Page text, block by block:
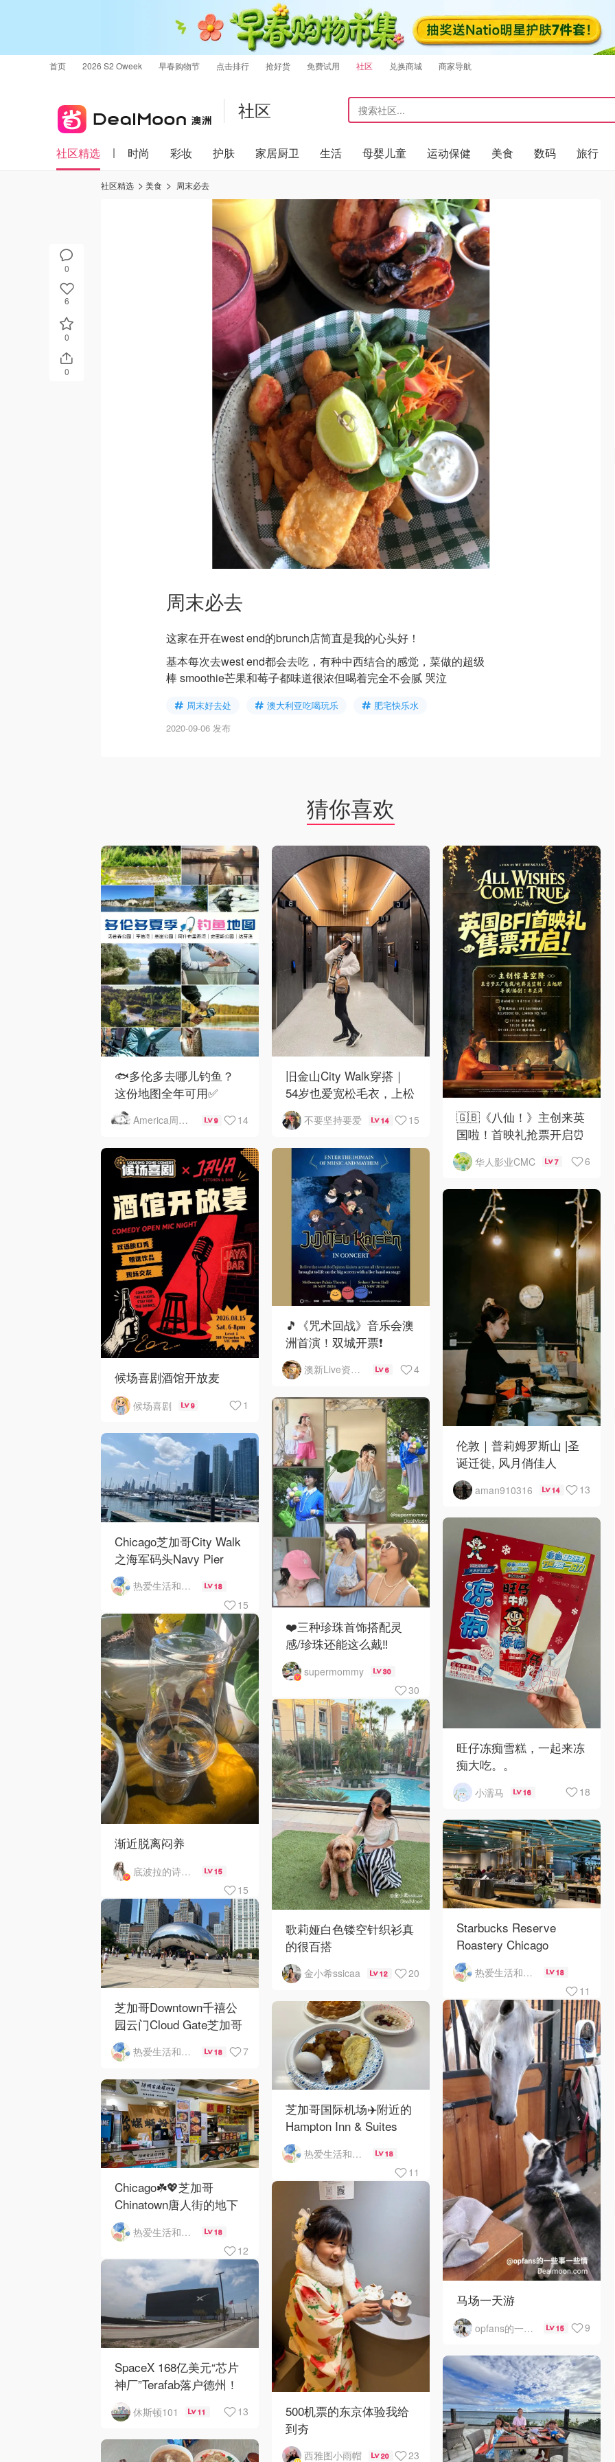
首页 2026 S2 Oweek 早春购物节 点击排行 抢好货 免费试用 社区 兑换商城 商家导航
社区
社区精选 时尚 彩妆 护肤 家居厨卫 生活 母婴儿童 运动保健 美食 数码 旅行
0
6
0
0
社区精选 美食 周末必去
周末必去
这家在开在west end的brunch店简直是我的心头好！
基本每次去west end都会去吃，有种中西结合的感觉，菜做的超级
棒 smoothie芒果和莓子都味道很浓但喝着完全不会腻 哭泣
周末好去处 澳大利亚吃喝玩乐
肥宅快乐水
2020-09-06 发布
猜你喜欢
🐟多伦多去哪儿钓鱼？
这份地图全年可用✅
America周末快讯 9 14
旧金山City Walk穿搭｜
54岁也爱宽松毛衣，上松
下紧真的很救比例
不要坚持要爱 14 15
🇬🇧《八仙！》主创来英
国啦！首映礼抢票开启⏰
华人影业CMC 7 6
候场喜剧酒馆开放麦
候场喜剧 9 1
🎵《咒术回战》音乐会澳
洲首演！双城开票❗️
澳新Live资讯站 6 4
伦敦｜普莉姆罗斯山 |圣
诞迁徙, 风月俏佳人
aman910316 14 13
❤️三种珍珠首饰搭配灵
感/珍珠还能这么戴‼️
supermommy 30
30
Chicago芝加哥City Walk
之海军码头Navy Pier
热爱生活和自由的轻舞飞扬 18
15
旺仔冻痴雪糕，一起来冻
痴大吃。。
小濡马 16 18
渐近脱离闷养
底波拉的诗与歌 15
15
歌莉娅白色镂空针织衫真
的很百搭
金小希ssicaa 12 20
Starbucks Reserve
Roastery Chicago
热爱生活和自由的轻舞飞扬 18
11
芝加哥Downtown千禧公
园云门Cloud Gate芝加哥
河街景❤️鳞次栉比的高楼
热爱生活和自由的轻舞飞扬 18 7
马场一天游
opfans的一些事一些情 15 9
芝加哥国际机场✈️附近的
Hampton Inn & Suites
Rosemont Chicago
O'Hare自助早餐
热爱生活和自由的轻舞飞扬 18
11
Chicago☘️💖芝加哥
Chinatown唐人街的地下
mini小美食城
热爱生活和自由的轻舞飞扬 18
12
500机票的东京体验我给
到夯
西雅图小雨帽 20 23
SpaceX 168亿美元“芯片
神厂”Terafab落户德州！
休斯顿101 11 13